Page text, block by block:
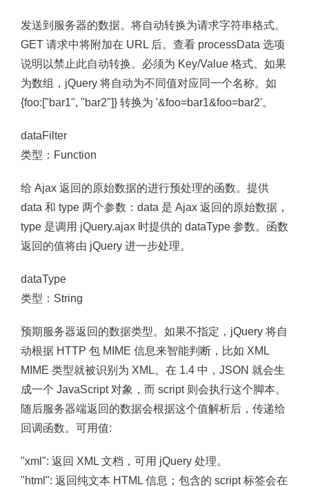
发送到服务器的数据。将自动转换为请求字符串格式。
GET 请求中将附加在 URL 后。查看 processData 选项
说明以禁止此自动转换。必须为 Key/Value 格式。如果
为数组，jQuery 将自动为不同值对应同一个名称。如
{foo:["bar1", "bar2"]} 转换为 '&foo=bar1&foo=bar2'。
dataFilter
类型：Function
给 Ajax 返回的原始数据的进行预处理的函数。提供
data 和 type 两个参数：data 是 Ajax 返回的原始数据，
type 是调用 jQuery.ajax 时提供的 dataType 参数。函数
返回的值将由 jQuery 进一步处理。
dataType
类型：String
预期服务器返回的数据类型。如果不指定，jQuery 将自
动根据 HTTP 包 MIME 信息来智能判断，比如 XML
MIME 类型就被识别为 XML。在 1.4 中，JSON 就会生
成一个 JavaScript 对象，而 script 则会执行这个脚本。
随后服务器端返回的数据会根据这个值解析后，传递给
回调函数。可用值:
"xml": 返回 XML 文档，可用 jQuery 处理。
"html": 返回纯文本 HTML 信息；包含的 script 标签会在